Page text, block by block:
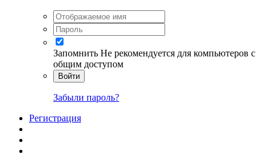
Запомнить Не рекомендуется для компьютеров с
общим доступом
Войти
Забыли пароль?
Регистрация